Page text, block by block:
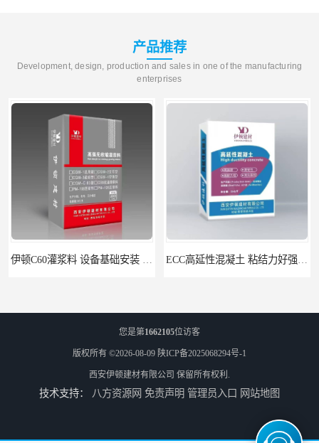
产品推荐
Development, design, production and sales in one of the manufacturing
enterprises
伊顿 水泥路面修补料 路面破损起皮快速修补 2小时通车
您是第1662105位访客
版权所有 ©2026-08-09 陕ICP备2025068294号-1
西安伊顿建材有限公司 保留所有权利.
技术支持： 八方资源网 免责声明 管理员入口 网站地图